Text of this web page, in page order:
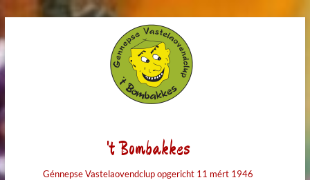
naar
inhoud
't Bombakkes
Génnepse Vastelaovendclup opgericht 11 mért 1946